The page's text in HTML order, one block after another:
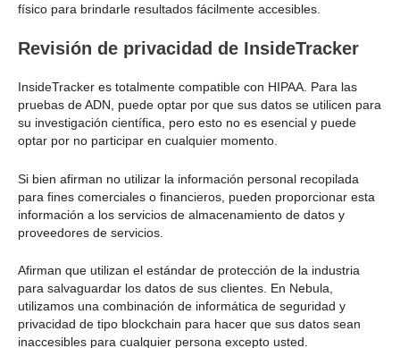
físico para brindarle resultados fácilmente accesibles.
Revisión de privacidad de InsideTracker
InsideTracker es totalmente compatible con HIPAA. Para las
pruebas de ADN, puede optar por que sus datos se utilicen para
su investigación científica, pero esto no es esencial y puede
optar por no participar en cualquier momento.
Si bien afirman no utilizar la información personal recopilada
para fines comerciales o financieros, pueden proporcionar esta
información a los servicios de almacenamiento de datos y
proveedores de servicios.
Afirman que utilizan el estándar de protección de la industria
para salvaguardar los datos de sus clientes. En Nebula,
utilizamos una combinación de informática de seguridad y
privacidad de tipo blockchain para hacer que sus datos sean
inaccesibles para cualquier persona excepto usted.